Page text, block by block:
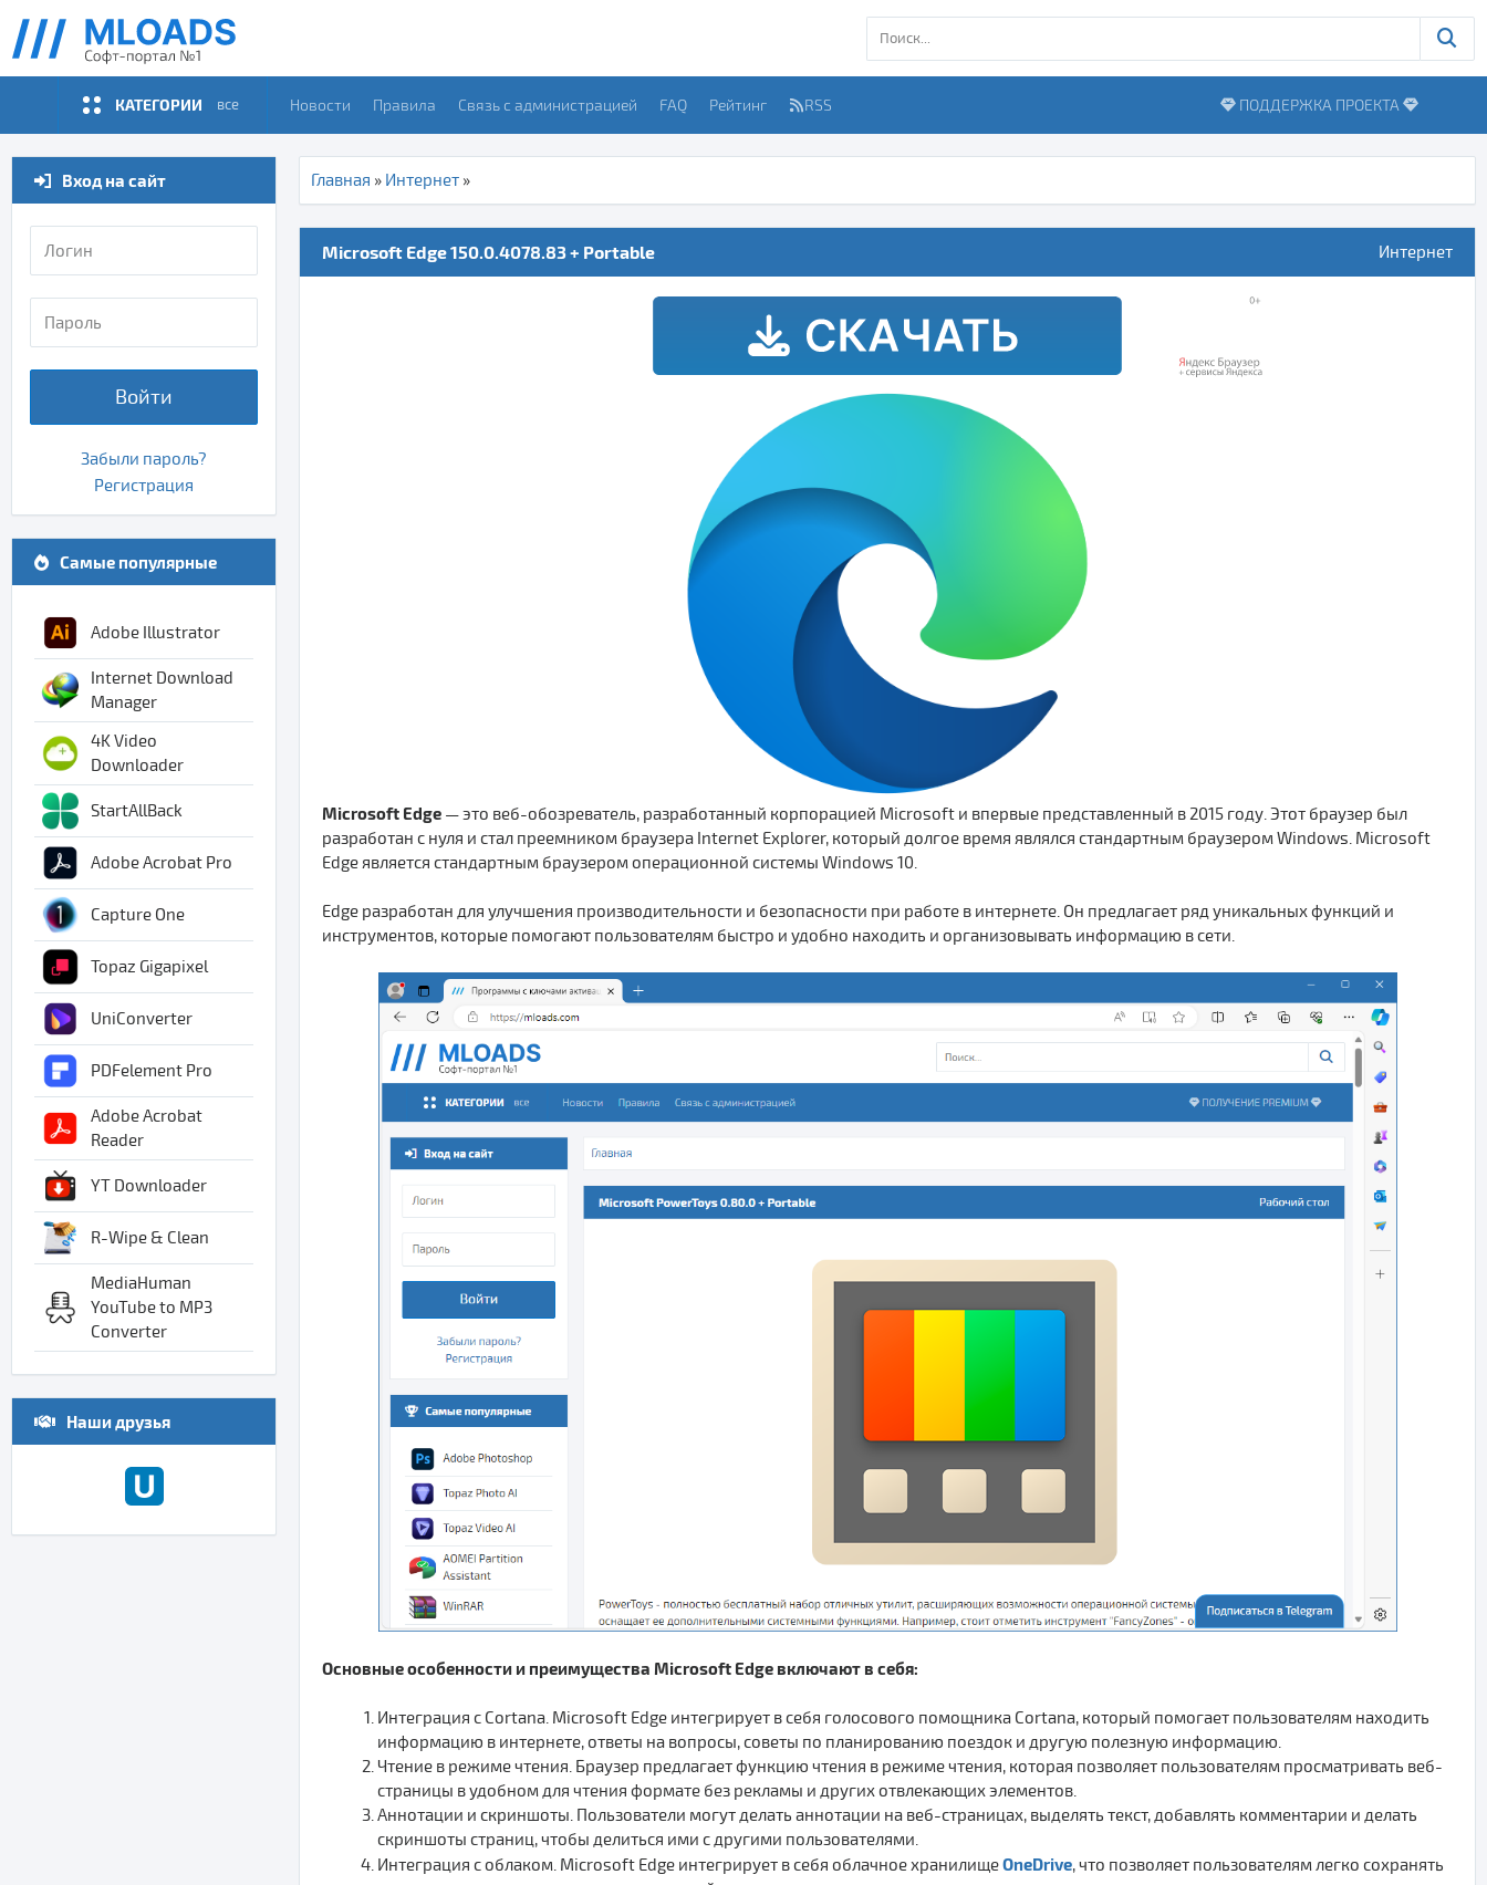
ПОДДЕРЖКА ПРОЕКТА
КАТЕГОРИИ все Новости Правила Связь с администрацией FAQ Рейтинг RSS
Главная » Интернет »
Microsoft Edge 150.0.4078.83 + Portable Интернет
Microsoft Edge — это веб-обозреватель, разработанный корпорацией Microsoft и впервые представленный в 2015 году. Этот браузер был
разработан с нуля и стал преемником браузера Internet Explorer, который долгое время являлся стандартным браузером Windows. Microsoft
Edge является стандартным браузером операционной системы Windows 10.
Edge разработан для улучшения производительности и безопасности при работе в интернете. Он предлагает ряд уникальных функций и
инструментов, которые помогают пользователям быстро и удобно находить и организовывать информацию в сети.
Основные особенности и преимущества Microsoft Edge включают в себя:
Интеграция с Cortana. Microsoft Edge интегрирует в себя голосового помощника Cortana, который помогает пользователям находить
информацию в интернете, ответы на вопросы, советы по планированию поездок и другую полезную информацию.
Чтение в режиме чтения. Браузер предлагает функцию чтения в режиме чтения, которая позволяет пользователям просматривать веб-
страницы в удобном для чтения формате без рекламы и других отвлекающих элементов.
Аннотации и скриншоты. Пользователи могут делать аннотации на веб-страницах, выделять текст, добавлять комментарии и делать
скриншоты страниц, чтобы делиться ими с другими пользователями.
Интеграция с облаком. Microsoft Edge интегрирует в себя облачное хранилищеOneDrive, что позволяет пользователям легко сохранять
Вход на сайт
Войти
Забыли пароль?
Регистрация
Самые популярные
Adobe Illustrator
Internet Download
Manager
4K Video
Downloader
StartAllBack
Adobe Acrobat Pro
Capture One
Topaz Gigapixel
UniConverter
PDFelement Pro
Adobe Acrobat
Reader
YT Downloader
R-Wipe & Clean
MediaHuman
YouTube to MP3
Converter
Наши друзья